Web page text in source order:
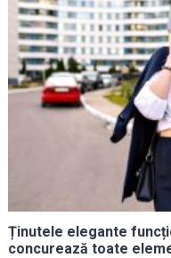
Ținutele elegante
concurează toate